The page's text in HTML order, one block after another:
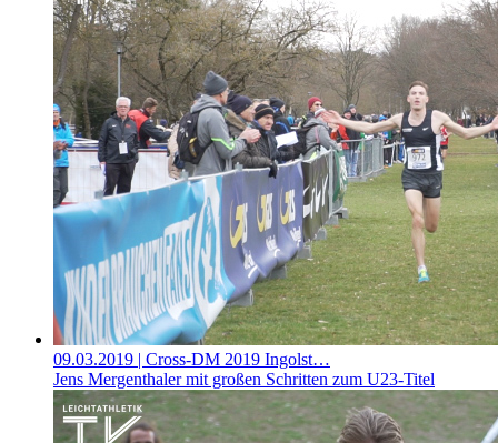
09.03.2019 | Cross-DM 2019 Ingolst…
Jens Mergenthaler mit großen Schritten zum U23-Titel